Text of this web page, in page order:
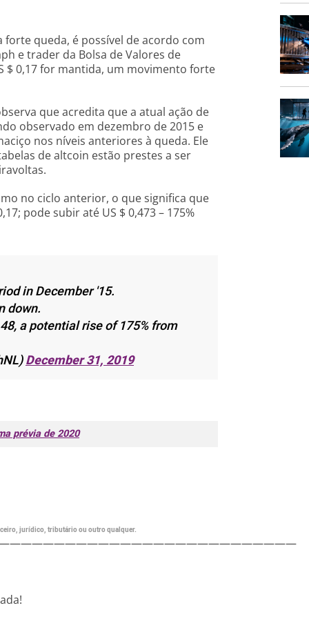
queda, é possível de acordo com
e trader da Bolsa de Valores de
$ 0,17 for mantida, um movimento forte
que acredita que a atual ação de
observado em dezembro de 2015 e
nos níveis anteriores à queda. Ele
de altcoin estão prestes a ser
no ciclo anterior, o que significa que
pode subir até US $ 0,473 – 175%
in December '15.
down.
a potential rise of 175% from
December 31, 2019
prévia de 2020
jurídico, tributário ou outro qualquer.